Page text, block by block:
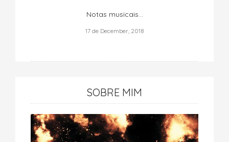
Notas musicais...
17 de December, 2018
SOBRE MIM